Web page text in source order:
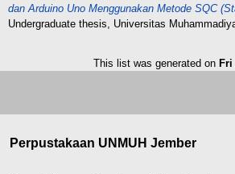
dan Arduino Uno Menggunakan Metode SQC
Undergraduate thesis, Universitas
This list was generated on Fri
Perpustakaan UNMUH Jember